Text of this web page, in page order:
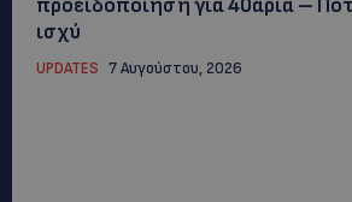
προειδοποίηση για 40άρια –
ισχύ
UPDATES 7 Αυγούστου, 2026